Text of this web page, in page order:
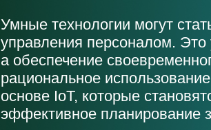
Умные технологии могут
управления персоналом. Это
а обеспечение
рациональное
основе IoT, которые
эффективное планирование